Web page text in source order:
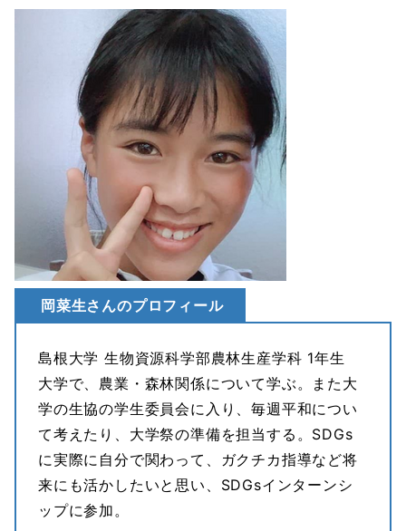
岡菜生さんのプロフィール
島根大学 生物資源科学部農林生産学科 1年生
大学で、農業・森林関係について学ぶ。また大
学の生協の学生委員会に入り、毎週平和につい
て考えたり、大学祭の準備を担当する。SDGs
に実際に自分で関わって、ガクチカ指導など将
来にも活かしたいと思い、SDGsインターンシ
ップに参加。